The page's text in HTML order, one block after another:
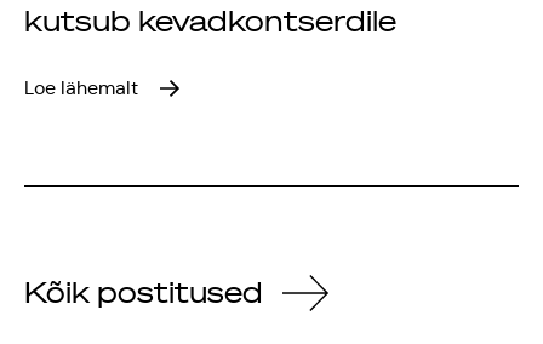
kutsub kevadkontserdile
Loe lähemalt
Kõik postitused